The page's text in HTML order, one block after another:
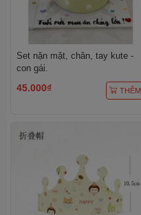
Set nặn mặt, chân, tay kute -
con gái.
45.000₫ THÊM